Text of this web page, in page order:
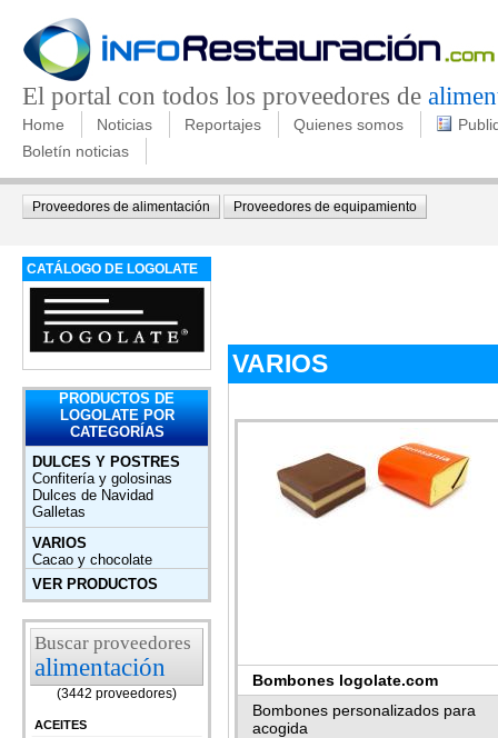
El portal con todos los proveedores de
Home Noticias Reportajes Quienes somos
Boletín noticias
Proveedores de alimentación Proveedores de equipamiento
CATÁLOGO DE LOGOLATE
PRODUCTOS DE
LOGOLATE POR
CATEGORÍAS
DULCES Y POSTRES
Confitería y golosinas
Dulces de Navidad
Galletas
VARIOS
Cacao y chocolate
VER PRODUCTOS
Buscar proveedores
alimentación
(3442 proveedores)
ACEITES
VARIOS
Bombones logolate.com
Bombones personalizados para
acogida